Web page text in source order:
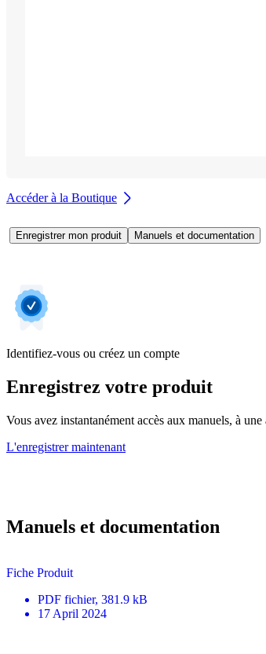
Accéder à la Boutique
Enregistrer mon produit Manuels et documentation
Identifiez-vous ou créez un compte
Enregistrez votre produit
Vous avez instantanément accès aux manuels, à
L'enregistrer maintenant
Manuels et documentation
Fiche Produit
PDF fichier, 381.9 kB
17 April 2024